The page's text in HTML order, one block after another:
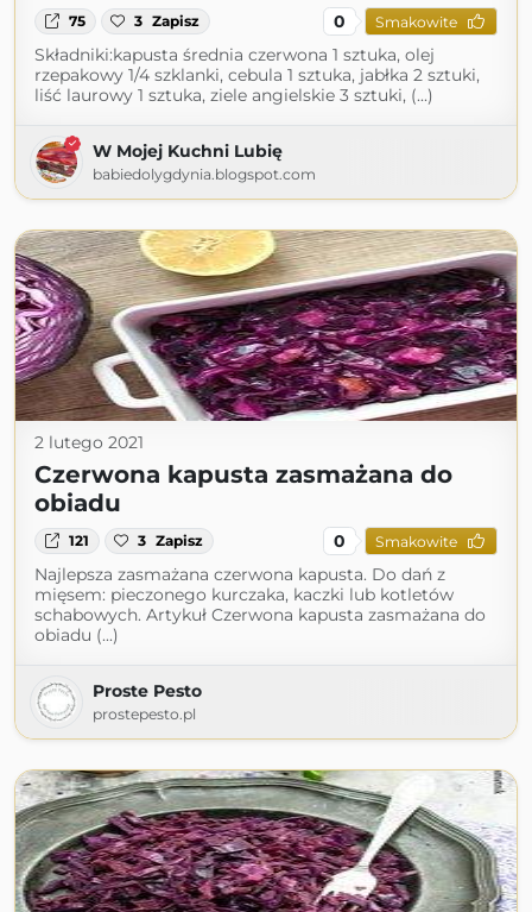
75 3 Zapisz 0 Smakowite
Składniki:kapusta średnia czerwona 1 sztuka, olej
rzepakowy 1/4 szklanki, cebula 1 sztuka, jabłka 2 sztuki,
liść laurowy 1 sztuka, ziele angielskie 3 sztuki, (...)
W Mojej Kuchni Lubię
babiedolygdynia.blogspot.com
2 lutego 2021
Czerwona kapusta zasmażana do
obiadu
121 3 Zapisz 0 Smakowite
Najlepsza zasmażana czerwona kapusta. Do dań z
mięsem: pieczonego kurczaka, kaczki lub kotletów
schabowych. Artykuł Czerwona kapusta zasmażana do
obiadu (...)
Proste Pesto
prostepesto.pl